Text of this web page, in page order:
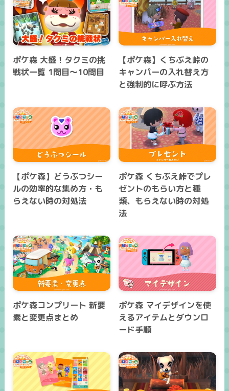
ポケ森 大盛！タクミの挑
戦状一覧 1問目～10問目
【ポケ森】くちぶえ峠の
キャンパーの入れ替え方
と強制的に呼ぶ方法
【ポケ森】どうぶつシー
ルの効率的な集め方・も
らえない時の対処法
ポケ森 くちぶえ峠でプレ
ゼントのもらい方と種
類、もらえない時の対処
法
ポケ森コンプリート 新要
素と変更点まとめ
ポケ森 マイデザインを使
えるアイテムとダウンロ
ード手順